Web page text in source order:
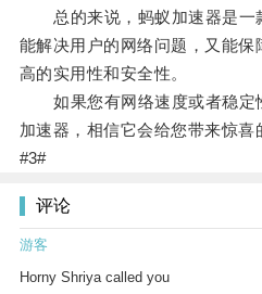
总的来说，蚂蚁加速器是一
能解决用户的网络问题，又能保
高的实用性和安全性。
如果您有网络速度或者稳定
加速器，相信它会给您带来惊喜
#3#
评论
游客
Horny Shriya called you